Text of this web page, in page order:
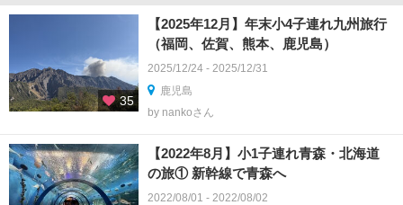
35
【2025年12月】年末小4子連れ九州旅行
（福岡、佐賀、熊本、鹿児島）
2025/12/24 - 2025/12/31
鹿児島
by nankoさん
【2022年8月】小1子連れ青森・北海道
の旅① 新幹線で青森へ
2022/08/01 - 2022/08/02